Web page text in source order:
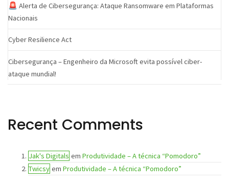
🚨 Alerta de Cibersegurança: Ataque Ransomware em Plataformas
Nacionais
Cyber Resilience Act
Cibersegurança – Engenheiro da Microsoft evita possível ciber-
ataque mundial!
Recent Comments
Jak's Digitals em Produtividade – A técnica “Pomodoro”
Twicsy em Produtividade – A técnica “Pomodoro”